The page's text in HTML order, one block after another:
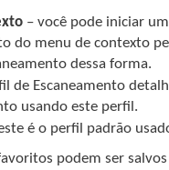
– você pode iniciar
do menu de contexto
dessa forma.
de Escaneamento
usando este perfil.
é o perfil padrão
podem ser